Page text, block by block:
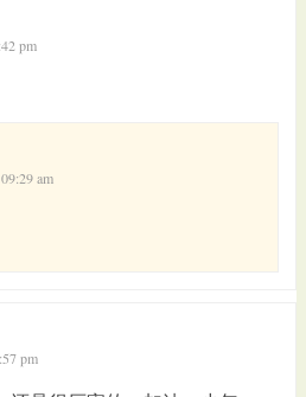
pm
am
pm